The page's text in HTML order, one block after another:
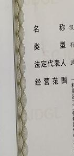
艺大门生产